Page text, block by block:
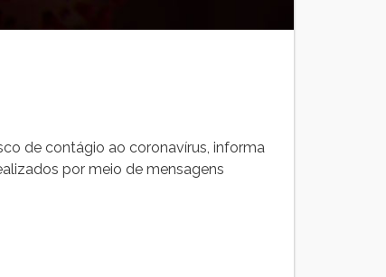
de contágio ao coronavírus, informa
por meio de mensagens